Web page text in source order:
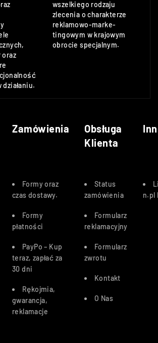
oraz
wszelkiego rodzaju
zlecenia o charakterze
reklamowo-marke-
tingowym w krajowym
obrocie specjalnym.
Zamówienia
Obsługa
Klienta
Formy oraz
czas dostawy.
Formy
płatności
PayPo – Kup
teraz, zapłać za
30 dni
Rękojmia,
gwarancja,
reklamacje
Status
zamówienia
Formularz
reklamacyjny
Formularz
zwrotu
Kontakt
O Nas
n.pl